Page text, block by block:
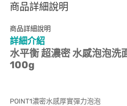
商品詳細說明
商品詳細說明
詳細介紹
水平衡 超濃密 水感泡泡洗
100g
POINT1濃密水感厚實彈力泡泡